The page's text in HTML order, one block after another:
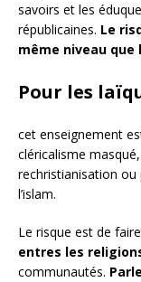
savoirs et les
républicaines. Le
même niveau que
Pour les
cet enseignement
cléricalisme
rechristianisation ou
l’islam.
Le risque est de
entres les
communautés.